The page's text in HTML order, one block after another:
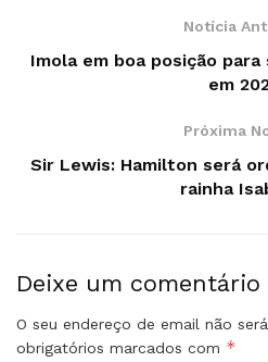
Notícia
Imola em boa posição
em
Próxima
Sir Lewis: Hamilton será
rainha
Deixe um comentário
O seu endereço de email não
obrigatórios marcados com *